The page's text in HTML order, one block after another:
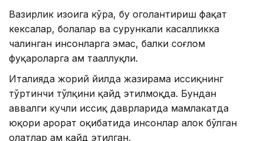
Вазирлик изоҳига кўра, бу огоҳлантириш фақат
кексалар, болалар ва сурункали касалликка
чалинган инсонларга эмас, балки соғлом
фуқароларга ҳам тааллуқли.
Италияда жорий йилда жазирама иссиқнинг
тўртинчи тўлқини қайд этилмоқда. Бундан
аввалги кучли иссиқ даврларида мамлакатда
юқори ҳарорат оқибатида инсонлар ҳалок бўлган
ҳолатлар ҳам қайд этилган.